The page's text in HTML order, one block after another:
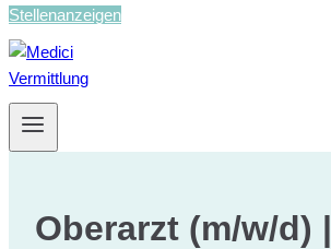
Stellenanzeigen
Oberarzt (m/w/d) |